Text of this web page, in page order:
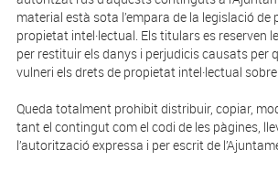
material està sota l’empara de la legislació de
propietat intel·lectual. Els titulars es reserven
per restituir els danys i perjudicis causats per
vulneri els drets de propietat intel·lectual
Queda totalment prohibit distribuir, copiar,
tant el contingut com el codi de les pàgines,
l’autorització expressa i per escrit de